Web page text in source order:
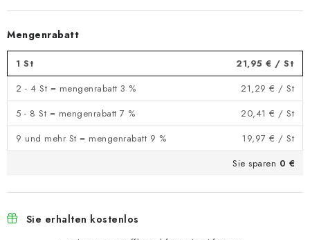
Mengenrabatt
1 St 21,95 € / St
2 - 4 St = mengenrabatt 3 %
21,29 € / St
5 - 8 St = mengenrabatt 7 %
20,41 € / St
9 und mehr St = mengenrabatt 9 %
19,97 € / St
Sie sparen 0 €
Sie erhalten kostenlos